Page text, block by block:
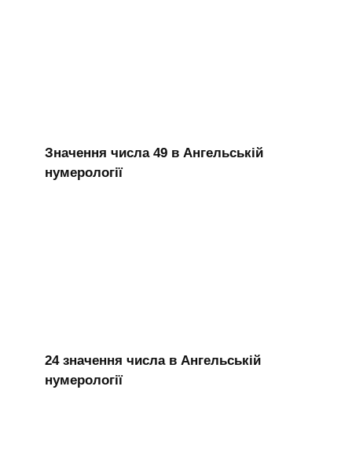
Значення числа 49 в Ангельській
нумерології
24 значення числа в Ангельській
нумерології